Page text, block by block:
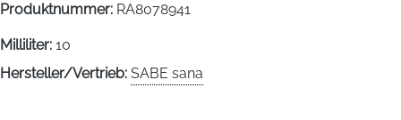
Produktnummer: RA8078941
Milliliter: 10
Hersteller/Vertrieb: SABE sana